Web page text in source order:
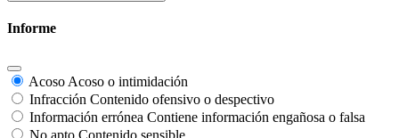
Informe
Acoso Acoso o intimidación
Infracción Contenido ofensivo o despectivo
Información errónea Contiene información engañosa o falsa
No apto Contenido sensible